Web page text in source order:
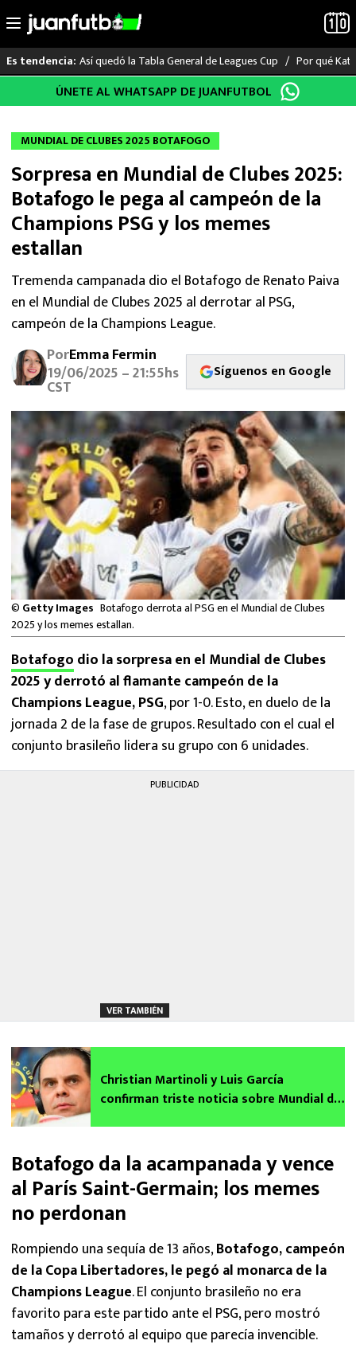
al
Es tendencia: Así quedó la Tabla General de Leagues Cup Por qué
LO ÚLTIMO
LIGA MX
RAYADOS
PUMAS
ATLANTE
SELECCIÓN MEXICANA
FUTBOL INTERNACIONAL
MEXICANOS EN EL EXTRANJERO
FUTBOL ESTUFA
FÓRMULA 1
BOXEO
LIGA MX
NFL
ÚNETE AL WHATSAPP DE JUANFUTBOL
MUNDIAL DE CLUBES 2025 BOTAFOGO
Sorpresa en Mundial de Clubes 2025:
Botafogo le pega al campeón de la
Champions PSG y los memes
estallan
Tremenda campanada dio el Botafogo de Renato Paiva
en el Mundial de Clubes 2025 al derrotar al PSG,
campeón de la Champions League.
PorEmma Fermin
19/06/2025 – 21:55hs
CST
Síguenos en Google
© Getty Images Botafogo derrota al PSG en el Mundial de Clubes
2025 y los memes estallan.
Botafogo dio la sorpresa en el Mundial de Clubes
2025 y derrotó al flamante campeón de la
Champions League, PSG, por 1-0. Esto, en duelo de la
jornada 2 de la fase de grupos. Resultado con el cual el
conjunto brasileño lidera su grupo con 6 unidades.
PUBLICIDAD
VER TAMBIÉN
Christian Martinoli y Luis García
confirman triste noticia sobre Mundial de
Botafogo da la acampanada y vence
al París Saint-Germain; los memes
no perdonan
Rompiendo una sequía de 13 años,Botafogo, campeón
de la Copa Libertadores, le pegó al monarca de la
Champions League. El conjunto brasileño no era
favorito para este partido ante el PSG, pero mostró
tamaños y derrotó al equipo que parecía invencible.